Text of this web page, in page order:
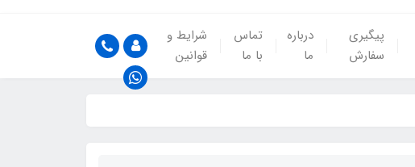
پیگیری
سفارش
درباره
ما
تماس
با ما
شرایط و
قوانین